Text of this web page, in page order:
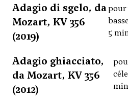
Adagio di sgelo, da
Mozart, KV 356
(2019)
pour
5
Adagio ghiacciato,
da Mozart, KV 356
(2012)
min